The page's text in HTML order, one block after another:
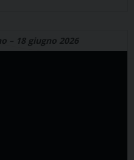
– 18 giugno 2026